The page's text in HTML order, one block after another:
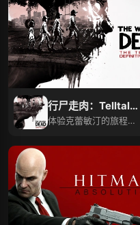
行尸走肉：Telltale
最终系列
体验克蕾敏汀的旅程，